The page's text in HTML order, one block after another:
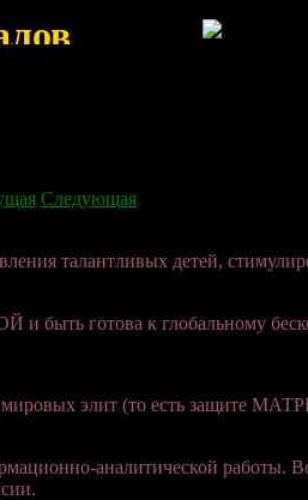
Следующая
талантливых детей,
быть готова к глобальному
мировых элит (то есть защите
аналитической работы.